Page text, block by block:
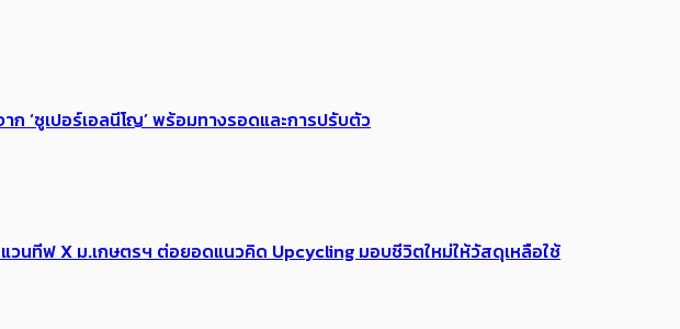
ก ‘ซูเปอร์เอลนีโญ’ พร้อมทางรอดและการปรับตัว
แวนทีฟ X ม.เกษตรฯ ต่อยอดแนวคิด Upcycling มอบชีวิตใหม่ให้วัสดุเหลือใช้